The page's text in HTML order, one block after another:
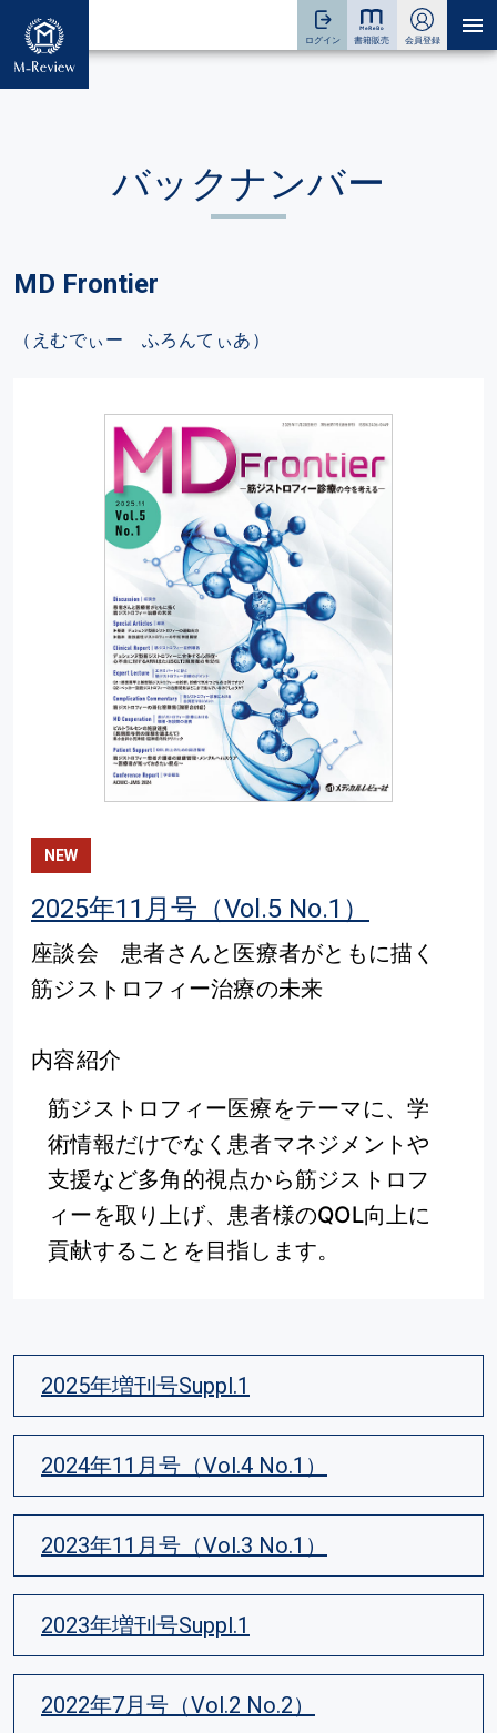
バックナンバー
MD Frontier
（えむでぃー ふろんてぃあ）
NEW
2025年11月号（Vol.5 No.1）
座談会 患者さんと医療者がともに描く
筋ジストロフィー治療の未来
内容紹介
筋ジストロフィー医療をテーマに、学
術情報だけでなく患者マネジメントや
支援など多角的視点から筋ジストロフ
ィーを取り上げ、患者様のQOL向上に
貢献することを目指します。
2025年増刊号Suppl.1
2024年11月号（Vol.4 No.1）
2023年11月号（Vol.3 No.1）
2023年増刊号Suppl.1
2022年7月号（Vol.2 No.2）